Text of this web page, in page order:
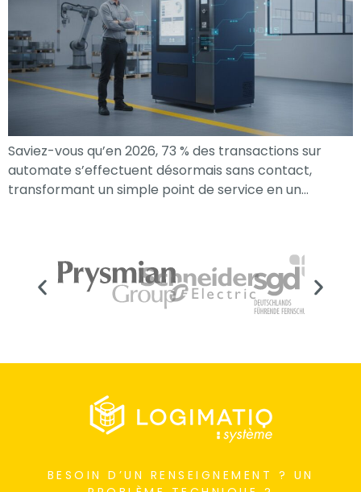
Saviez-vous qu’en 2026, 73 % des transactions sur
automate s’effectuent désormais sans contact,
transformant un simple point de service en un…
BESOIN D’UN RENSEIGNEMENT ? UN
Nécessaire
Ces cookies ne
facultatifs. Ils